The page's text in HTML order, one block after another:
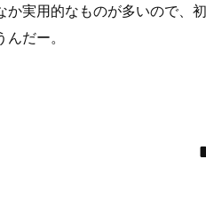
か実用的なものが多いので、
だー。